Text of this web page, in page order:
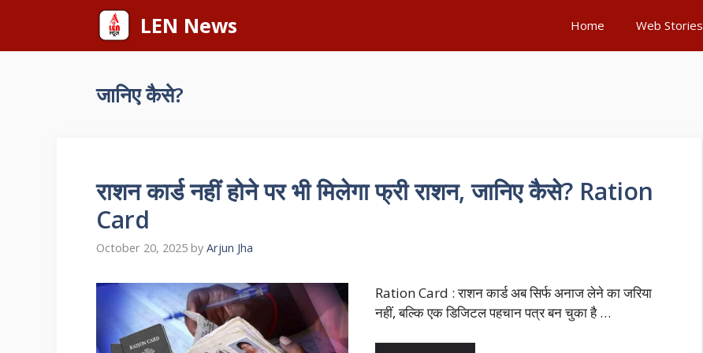
content
LEN News Home Web Stories
जानिए कैसे?
राशन कार्ड नहीं होने पर भी मिलेगा फ्री राशन, जानिए कैसे? Ration
Card
October 20, 2025 by Arjun Jha
Ration Card : राशन कार्ड अब सिर्फ अनाज लेने का जरिया
नहीं, बल्कि एक डिजिटल पहचान पत्र बन चुका है …